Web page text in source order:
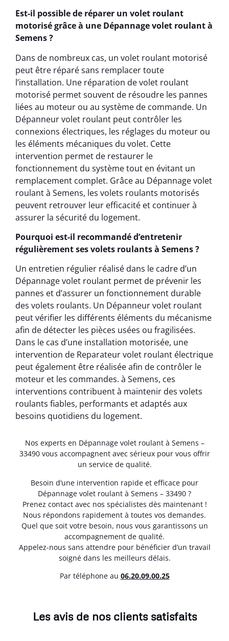
Est-il possible de réparer un volet roulant
motorisé grâce à une Dépannage volet roulant à
Semens ?
Dans de nombreux cas, un volet roulant motorisé
peut être réparé sans remplacer toute
l’installation. Une réparation de volet roulant
motorisé permet souvent de résoudre les pannes
liées au moteur ou au système de commande. Un
Dépanneur volet roulant peut contrôler les
connexions électriques, les réglages du moteur ou
les éléments mécaniques du volet. Cette
intervention permet de restaurer le
fonctionnement du système tout en évitant un
remplacement complet. Grâce au Dépannage volet
roulant à Semens, les volets roulants motorisés
peuvent retrouver leur efficacité et continuer à
assurer la sécurité du logement.
Pourquoi est-il recommandé d’entretenir
régulièrement ses volets roulants à Semens ?
Un entretien régulier réalisé dans le cadre d’un
Dépannage volet roulant permet de prévenir les
pannes et d’assurer un fonctionnement durable
des volets roulants. Un Dépanneur volet roulant
peut vérifier les différents éléments du mécanisme
afin de détecter les pièces usées ou fragilisées.
Dans le cas d’une installation motorisée, une
intervention de Reparateur volet roulant électrique
peut également être réalisée afin de contrôler le
moteur et les commandes. à Semens, ces
interventions contribuent à maintenir des volets
roulants fiables, performants et adaptés aux
besoins quotidiens du logement.
Nos experts en Dépannage volet roulant à Semens –
33490 vous accompagnent avec sérieux pour vous offrir
un service de qualité.
Besoin d’une intervention rapide et efficace pour
Dépannage volet roulant à Semens – 33490 ?
Prenez contact avec nos spécialistes dès maintenant !
Nous répondons rapidement à toutes vos demandes.
Quel que soit votre besoin, nous vous garantissons un
accompagnement de qualité.
Appelez-nous sans attendre pour bénéficier d’un travail
soigné dans les meilleurs délais.
Par téléphone au 06.20.09.00.25
Les avis de nos clients satisfaits